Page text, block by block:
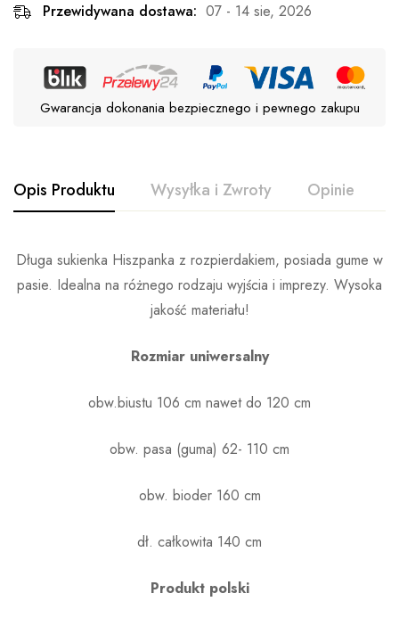
Przewidywana dostawa: 07 - 14 sie, 2026
Gwarancja dokonania bezpiecznego i pewnego zakupu
Opis Produktu Wysyłka i Zwroty Opinie
Długa sukienka Hiszpanka z rozpierdakiem, posiada gume w
pasie. Idealna na różnego rodzaju wyjścia i imprezy. Wysoka
jakość materiału!
Rozmiar uniwersalny
obw.biustu 106 cm nawet do 120 cm
obw. pasa (guma) 62- 110 cm
obw. bioder 160 cm
dł. całkowita 140 cm
Produkt polski